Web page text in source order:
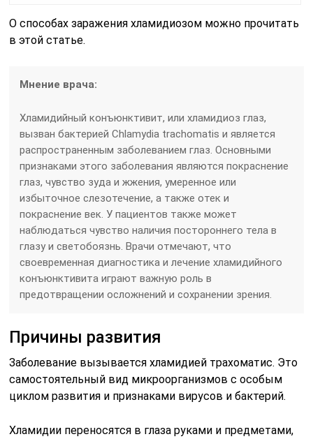
О способах заражения хламидиозом можно прочитать
в этой статье.
Мнение врача:
Хламидийный конъюнктивит, или хламидиоз глаз,
вызван бактерией Chlamydia trachomatis и является
распространенным заболеванием глаз. Основными
признаками этого заболевания являются покраснение
глаз, чувство зуда и жжения, умеренное или
избыточное слезотечение, а также отек и
покраснение век. У пациентов также может
наблюдаться чувство наличия постороннего тела в
глазу и светобоязнь. Врачи отмечают, что
своевременная диагностика и лечение хламидийного
конъюнктивита играют важную роль в
предотвращении осложнений и сохранении зрения.
Причины развития
Заболевание вызывается хламидией трахоматис. Это
самостоятельный вид микроорганизмов с особым
циклом развития и признаками вирусов и бактерий.
Хламидии переносятся в глаза руками и предметами,